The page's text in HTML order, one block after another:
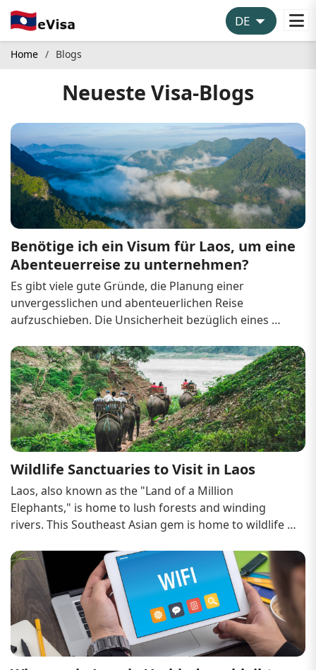
Home Blogs
Neueste Visa-Blogs
Benötige ich ein Visum für Laos, um eine
Abenteuerreise zu unternehmen?
Es gibt viele gute Gründe, die Planung einer
unvergesslichen und abenteuerlichen Reise
aufzuschieben. Die Unsicherheit bezüglich eines
müssen Sie sich bei der Planung Ihres nächsten
Abenteuers in Laos nicht durch endlose,
komplizierte...
Wildlife Sanctuaries to Visit in Laos
Laos, also known as the "Land of a Million
Elephants," is home to lush forests and winding
rivers. This Southeast Asian gem is home to wildlife
but also provide visitors with an unusual opportunity
to get up close and personal with nature.
Introduction to Laos' W...